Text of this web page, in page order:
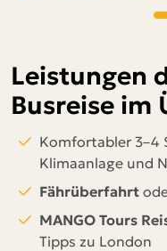
Leistungen
Busreise im
Komfortabler 3–4
Klimaanlage und
Fährüberfahrt
MANGO Tours
Tipps zu London